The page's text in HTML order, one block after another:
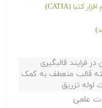
فرایند قالبگیری
قالب منعطف به کمک
لوله تزریق
علمی